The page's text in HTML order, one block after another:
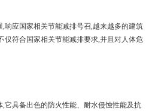
响应国家相关节能减排号召,越来越多的建筑
仅符合国家相关节能减排要求,并且对人体危
它具备出色的防火性能、耐水侵蚀性能及抗